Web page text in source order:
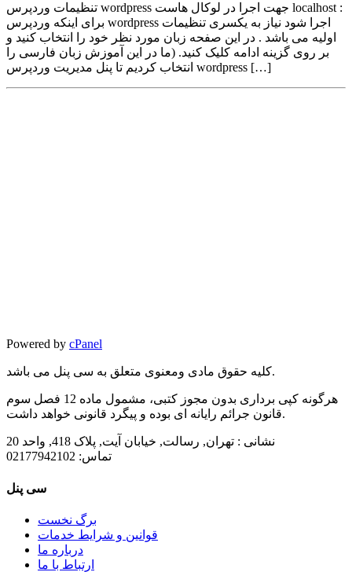
تنظیمات وردپرس wordpress جهت اجرا در لوکال هاست localhost :
برای اینکه وردپرس wordpress اجرا شود نیاز به یکسری تنظیمات
اولیه می باشد . در این صفحه زبان مورد نظر خود را انتخاب کنید و
بر روی گزینه ادامه کلیک کنید. (ما در این آموزش زبان فارسی را
انتخاب کردیم تا پنل مدیریت وردپرس wordpress […]
Powered by cPanel
کلیه حقوق مادی ومعنوی متعلق به سی پنل می باشد.
هرگونه کپی برداری بدون مجوز کتبی، مشمول ماده 12 فصل سوم
قانون جرائم رایانه ای بوده و پیگرد قانونی خواهد داشت.
نشانی : تهران, رسالت, خیابان آیت, پلاک 418, واحد 20
تماس:
سی پنل
برگ نخست
قوانین و شرایط خدمات
درباره ما
ارتباط با ما